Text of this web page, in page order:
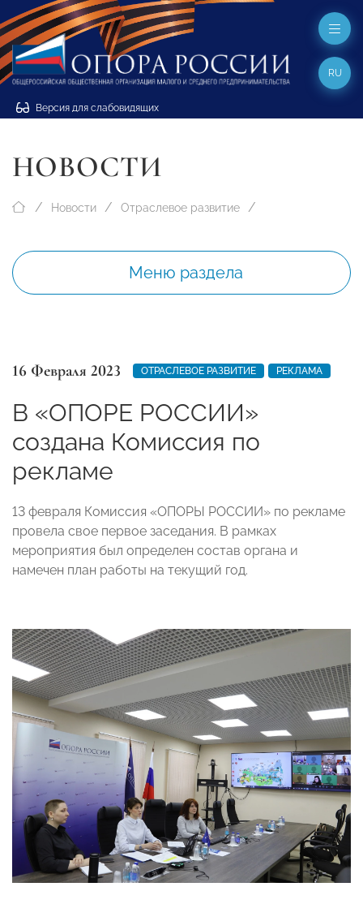
Версия для слабовидящих
RU
НОВОСТИ
Новости Отраслевое развитие
Меню раздела
16 Февраля 2023 ОТРАСЛЕВОЕ РАЗВИТИЕ РЕКЛАМА
В «ОПОРЕ РОССИИ»
создана Комиссия по
рекламе
13 февраля Комиссия «ОПОРЫ РОССИИ» по рекламе
провела свое первое заседания. В рамках
мероприятия был определен состав органа и
намечен план работы на текущий год.